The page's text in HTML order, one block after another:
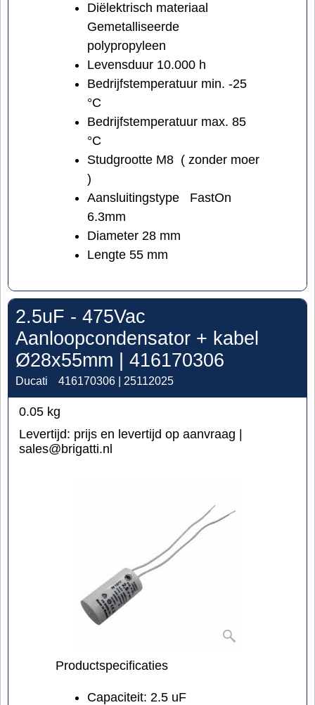
Diëlektrisch materiaal
Gemetalliseerde
polypropyleen
Levensduur 10.000 h
Bedrijfstemperatuur min. -25
°C
Bedrijfstemperatuur max. 85
°C
Studgrootte M8 ( zonder moer
)
Aansluitingstype FastOn
6.3mm
Diameter 28 mm
Lengte 55 mm
2.5uF - 475Vac
Aanloopcondensator + kabel
Ø28x55mm | 416170306
Ducati 416170306 | 25112025
0.05 kg
Levertijd: prijs en levertijd op aanvraag |
sales@brigatti.nl
Productspecificaties
Capaciteit: 2.5 uF